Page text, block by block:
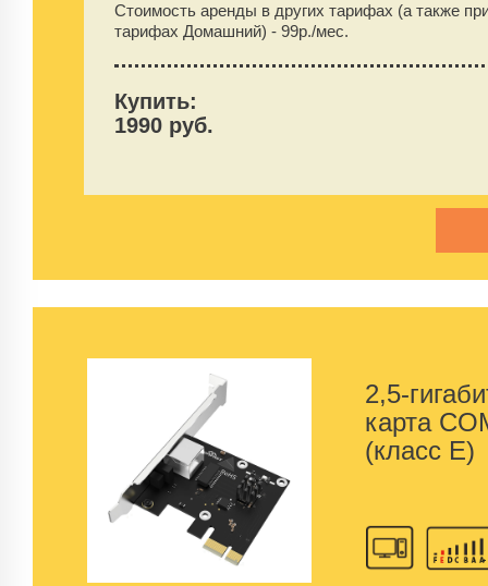
Стоимость аренды в других тарифах (а также
тарифах Домашний) - 99р./мес.
Купить:
1990 руб.
2,5-
карта
(класс E)